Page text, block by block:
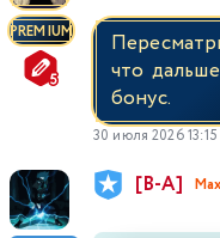
PREMIUM
что
бонус.
30 июля 2026 13:15
[В-А]